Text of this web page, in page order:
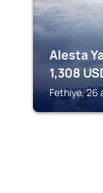
Alesta
1,308
Fethiye, 26